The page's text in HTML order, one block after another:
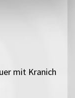
mit Kranich